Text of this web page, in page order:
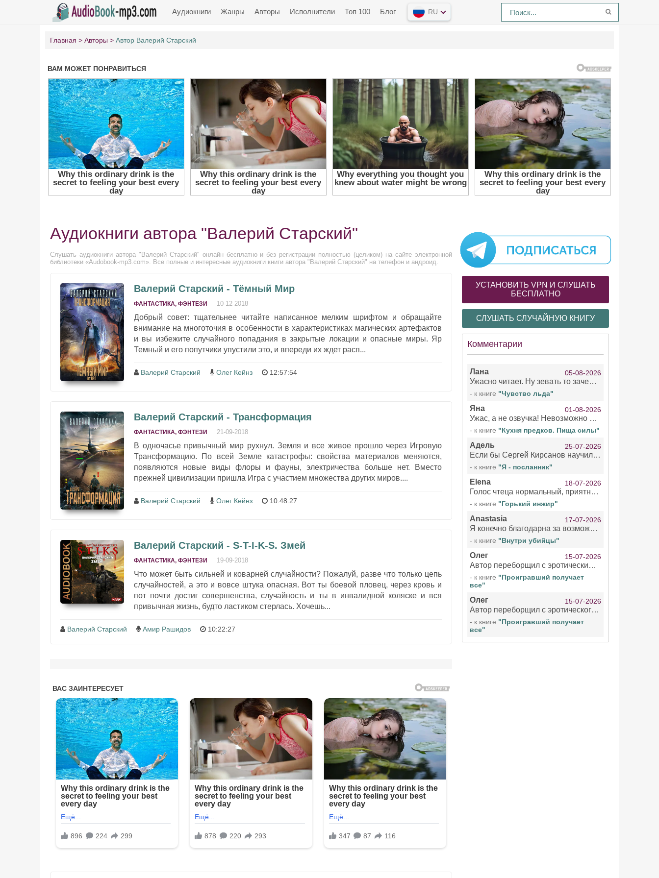
Аудиокниги Жанры Авторы Исполнители Топ 100 Блог RU
Главная Авторы Автор Валерий Старский
Аудиокниги автора "Валерий Старский"
Слушать аудиокниги автора "Валерий Старский" онлайн бесплатно и без регистрации полностью (целиком) на сайте электронной
библиотеки «Audobook-mp3.com». Все полные и интересные аудиокниги книги автора "Валерий Старский" на телефон и андроид.
Валерий Старский - Тёмный Мир
ФАНТАСТИКА, ФЭНТЕЗИ 10-12-2018
Добрый совет: тщательнее читайте написанное мелким шрифтом и обращайте
внимание на многоточия в особенности в характеристиках магических артефактов
и вы избежите случайного попадания в закрытые локации и опасные миры. Яр
Темный и его попутчики упустили это, и впереди их ждет расп...
Валерий Старский Олег Кейнз 12:57:54
Валерий Старский - Трансформация
ФАНТАСТИКА, ФЭНТЕЗИ 21-09-2018
В одночасье привычный мир рухнул. Земля и все живое прошло через Игровую
Трансформацию. По всей Земле катастрофы: свойства материалов меняются,
появляются новые виды флоры и фауны, электричества больше нет. Вместо
прежней цивилизации пришла Игра с участием множества других миров....
Валерий Старский Олег Кейнз 10:48:27
Валерий Старский - S-T-I-K-S. Змей
ФАНТАСТИКА, ФЭНТЕЗИ 19-09-2018
Что может быть сильней и коварней случайности? Пожалуй, разве что только цепь
случайностей, а это и вовсе штука опасная. Вот ты боевой пловец, через кровь и
пот почти достиг совершенства, случайность и ты в инвалидной коляске и вся
привычная жизнь, будто ластиком стерлась. Хочешь...
Валерий Старский Амир Рашидов 10:22:27
УСТАНОВИТЬ VPN И СЛУШАТЬ
БЕСПЛАТНО
СЛУШАТЬ СЛУЧАЙНУЮ КНИГУ
Комментарии
Лана 05-08-2026
Ужасно читает. Ну зевать то зачем. Уже не говорю, что ударения ставит, как хочет.
- к книге "Чувство льда"
Яна 01-08-2026
Ужас, а не озвучка! Невозможно вникать в смысл текста из за кривляний чтеца
- к книге "Кухня предков. Пища силы"
Адель 25-07-2026
Если бы Сергей Кирсанов научился не сглатывать каждые 1-2 минуты слюну, так что слышно в микрофоне и, что вызывает отвращение, то мелжно было бы слушать.
- к книге "Я - посланник"
Elena 18-07-2026
Голос чтеца нормальный, приятный тембр. Мне очень понравилось озвучивание рассказа. Очень странный отзыв Надежды. Может у неё что-то с нервами?
- к книге "Горький инжир"
Anastasia 17-07-2026
Я конечно благодарна за возможность бесплатно слушать книги даже новинки , но чтение этой книги просто ужасно
- к книге "Внутри убийцы"
Олег 15-07-2026
Автор переборщил с эротическими сценами. Похоже, с этим у него проблемы.
- к книге "Проигравший получает
все"
Олег 15-07-2026
Автор переборщил с эротического сценами. Похоже, с этим у него проблемы.
- к книге "Проигравший получает
все"